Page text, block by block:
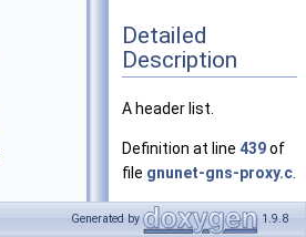
Detailed
Description
A header list.
Definition at line 439of
file gnunet-gns-proxy.c
Generated by 1.9.8